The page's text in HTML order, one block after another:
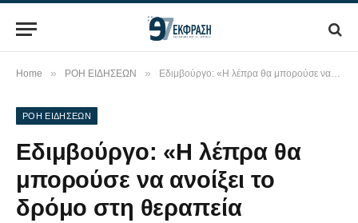
Home » ΡΟΗ ΕΙΔΗΣΕΩΝ » Εδιμβούργο: «Η λέπρα θα μπορούσε να ανοίξει το δρόμο στη θεραπεία ηπατικών ασθενειών», τι λένε ερευνητές
ΡΟΗ ΕΙΔΗΣΕΩΝ
Εδιμβούργο: «Η λέπρα θα
μπορούσε να ανοίξει το
δρόμο στη θεραπεία